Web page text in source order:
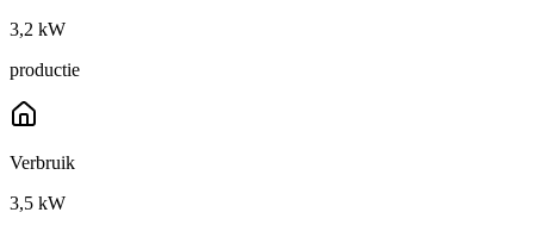
3,2 kW
productie
Verbruik
3,5 kW